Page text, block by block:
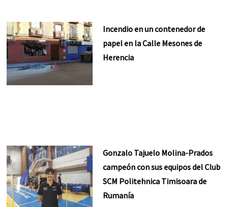
Incendio en un contenedor de
papel en la Calle Mesones de
Herencia
Gonzalo Tajuelo Molina-Prados
campeón con sus equipos del Club
SCM Politehnica Timisoara de
Rumanía